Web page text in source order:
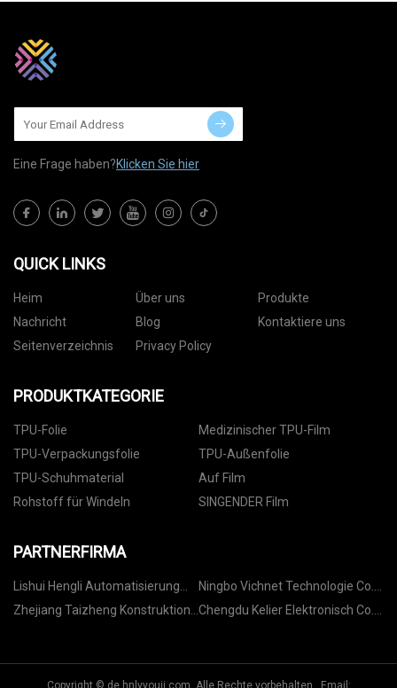
Eine Frage haben?Klicken Sie hier
QUICK LINKS
Heim Über uns
Produkte
Nachricht
Blog
Kontaktiere uns
Seitenverzeichnis
Privacy Policy
PRODUKTKATEGORIE
TPU-Folie
Medizinischer TPU-Film
TPU-Verpackungsfolie
TPU-Außenfolie
TPU-Schuhmaterial
Auf Film
Rohstoff für Windeln
SINGENDER Film
PARTNERFIRMA
Lishui Hengli Automatisierung
Technologie Co., GmbH
Ningbo Vichnet Technologie Co.,
Ltd.
Zhejiang Taizheng Konstruktion
Chengdu Kelier Elektronisch Co.,